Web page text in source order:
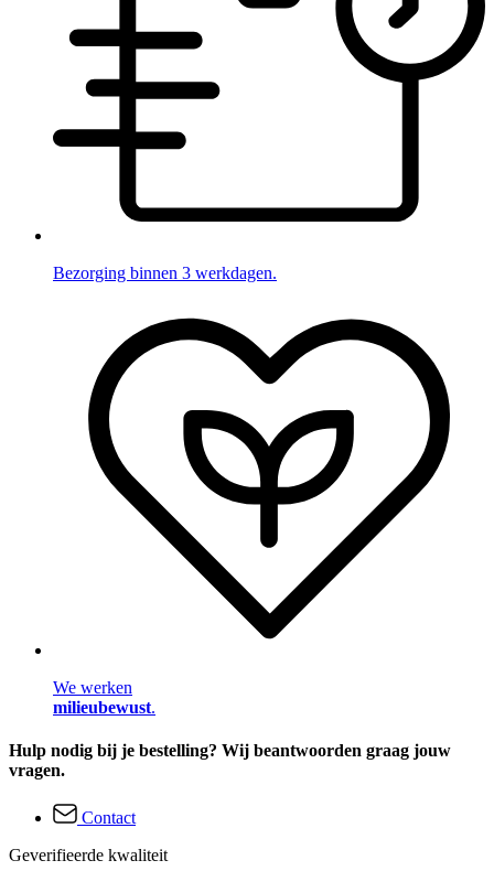
Bezorging binnen 3 werkdagen.
We werken
milieubewust.
Hulp nodig bij je bestelling? Wij beantwoorden graag jouw
vragen.
Contact
Geverifieerde kwaliteit